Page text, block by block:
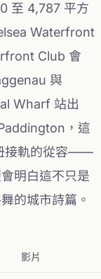
至 4,787 平方
Waterfront
Club 會
與
Wharf 站出
，這
接軌的從容——
明白這不只是
的城市詩篇。
影片